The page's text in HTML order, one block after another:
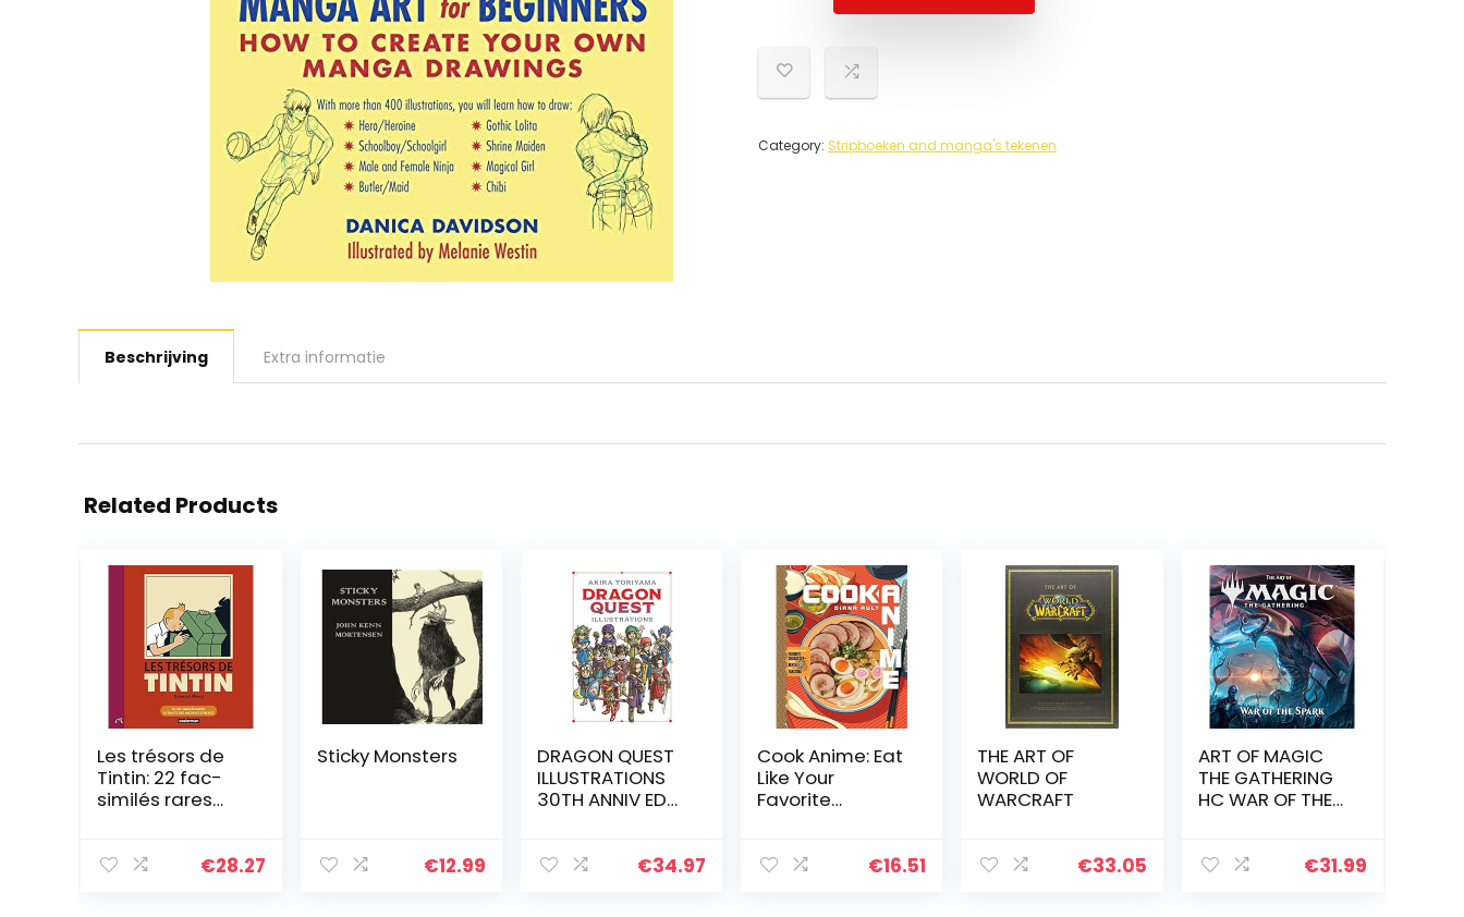
Category: Stripboeken and manga's tekenen
Beschrijving Extra informatie
Related Products
Les trésors de
Tintin: 22 fac-
similés rares
d’Hergé
€28.27
Sticky Monsters
€12.99
DRAGON QUEST
ILLUSTRATIONS
30TH ANNIV ED
€34.97
Cook Anime: Eat
Like Your
Favorite
€16.51
THE ART OF
WORLD OF
WARCRAFT
€33.05
ART OF MAGIC
THE GATHERING
HC WAR OF THE
€31.99